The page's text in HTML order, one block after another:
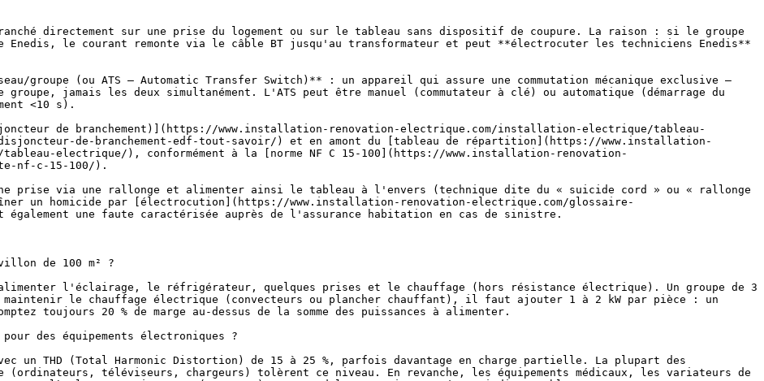
directement sur une prise du logement ou sur le tableau sans dispositif de coupure. La raison : si le groupe
Enedis, le courant remonte via le câble BT jusqu'au transformateur et peut **électrocuter les techniciens Enedis**
groupe (ou ATS — Automatic Transfer Switch)** : un appareil qui assure une commutation mécanique exclusive —
jamais les deux simultanément. L'ATS peut être manuel (commutateur à clé) ou automatique (démarrage du
<10 s).
de branchement)](https://www.installation-renovation-electrique.com/installation-electrique/tableau-
de-branchement-edf-tout-savoir/) et en amont du [tableau de répartition](https://www.installation-
electrique/), conformément à la [norme NF C 15-100](https://www.installation-renovation-
nf-c-15-100/).
un homicide par [électrocution](https://www.installation-renovation-electrique.com/glossaire-
une faute caractérisée auprès de l'assurance habitation en cas de sinistre.
de 100 m² ?
l'éclairage, le réfrigérateur, quelques prises et le chauffage (hors résistance électrique). Un groupe de 3
maintenir le chauffage électrique (convecteurs ou plancher chauffant), il faut ajouter 1 à 2 kW par pièce : un
toujours 20 % de marge au-dessus de la somme des puissances à alimenter.
des équipements électroniques ?
un THD (Total Harmonic Distortion) de 15 à 25 %, parfois davantage en charge partielle. La plupart des
(ordinateurs, téléviseurs, chargeurs) tolèrent ce niveau. En revanche, les équipements médicaux, les variateurs de